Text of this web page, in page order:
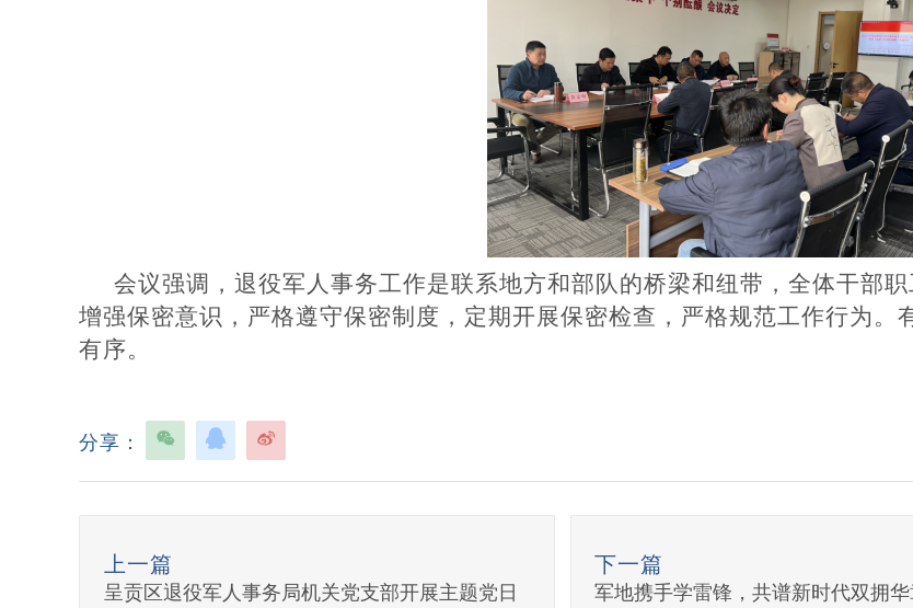
会议强调，退役军人事务工作是联系地方和部队的桥梁和纽带，全体干部
增强保密意识，严格遵守保密制度，定期开展保密检查，严格规范工作行为。
有序。
分享：
上一篇
呈贡区退役军人事务局机关党支部开展主题党日
下一篇
军地携手学雷锋，共谱新时代双拥